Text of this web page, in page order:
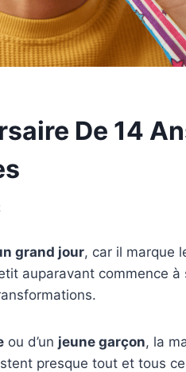
De 14
grand jour, car il marque
auparavant commence à
ou d’un jeune garçon, la
presque tout et tous